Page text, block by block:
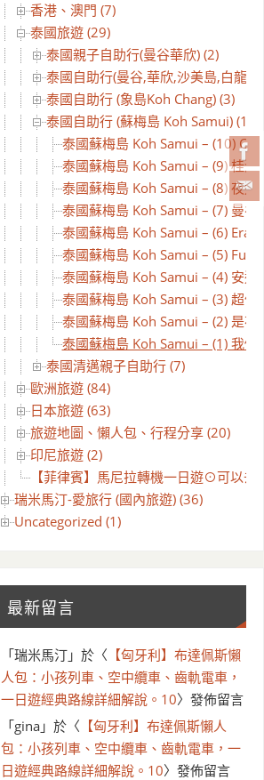
香港、澳門 (7)
泰國旅遊 (29)
泰國親子自助行(曼谷華欣) (2)
泰國自助行(曼谷,華欣,沙美島,白龍王
泰國自助行 (象島Koh Chang) (3)
泰國自助行 (蘇梅島 Koh Samui) (10)
泰國蘇梅島 Koh Samui – (10)
泰國蘇梅島 Koh Samui – (9) 桂
泰國蘇梅島 Koh Samui – (8) 夜
泰國蘇梅島 Koh Samui – (7) 曼
泰國蘇梅島 Koh Samui – (6)
泰國蘇梅島 Koh Samui – (5) Full
泰國蘇梅島 Koh Samui – (4) 安
泰國蘇梅島 Koh Samui – (3) 超
泰國蘇梅島 Koh Samui – (2) 是花
泰國蘇梅島 Koh Samui – (1) 我們
泰國清邁親子自助行 (7)
歐洲旅遊 (84)
日本旅遊 (63)
旅遊地圖、懶人包、行程分享 (20)
印尼旅遊 (2)
【菲律賓】馬尼拉轉機一日遊⊙可以去
瑞米馬汀-愛旅行 (國內旅遊) (36)
Uncategorized (1)
最新留言
「瑞米馬汀」於〈 【匈牙利】布達佩斯懶
人包：小孩列車、空中纜車、齒軌電車，
一日遊經典路線詳細解說。10〉發佈留言
「gina」於〈 【匈牙利】布達佩斯懶人
包：小孩列車、空中纜車、齒軌電車，一
日遊經典路線詳細解說。10〉發佈留言